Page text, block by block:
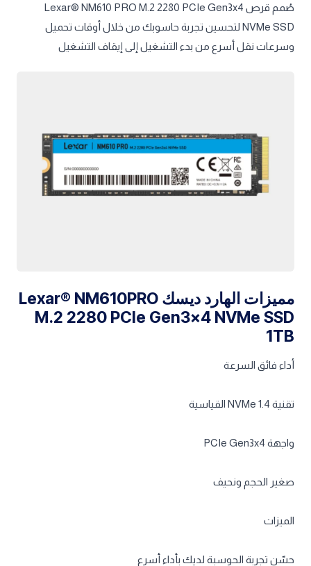
صُمم قرص Lexar® NM610 PRO M.2 2280 PCIe Gen3x4
NVMe SSD لتحسين تجربة حاسوبك من خلال أوقات تحميل
وسرعات نقل أسرع من بدء التشغيل إلى إيقاف التشغيل
مميزات الهارد ديسك Lexar® NM610PRO
M.2 2280 PCIe Gen3x4 NVMe SSD
1TB
أداء فائق السرعة
تقنية NVMe 1.4 القياسية
واجهة PCIe Gen3x4
صغير الحجم ونحيف
الميزات
حسّن تجربة الحوسبة لديك بأداء أسرع